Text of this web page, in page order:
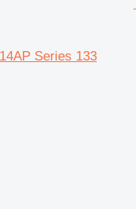
Series 133